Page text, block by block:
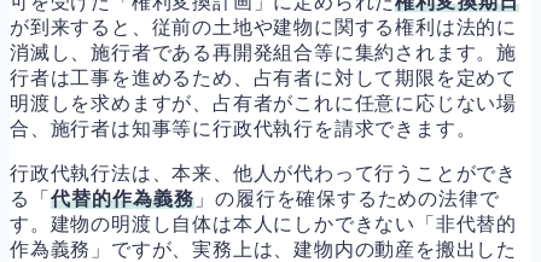
が到来すると、従前の土地や建物に関する権利は法的に
消滅し、施行者である再開発組合等に集約されます。施
行者は工事を進めるため、占有者に対して期限を定めて
明渡しを求めますが、占有者がこれに任意に応じない場
合、施行者は知事等に行政代執行を請求できます。
行政代執行法は、本来、他人が代わって行うことができ
る「 代替的作為義務 」の履行を確保するための法律で
す。建物の明渡し自体は本人にしかできない「非代替的
作為義務」ですが、実務上は、建物内の動産を搬出した